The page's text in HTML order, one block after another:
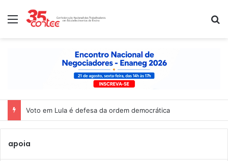
Menu
Voto em Lula é defesa da ordem democrática
apoia